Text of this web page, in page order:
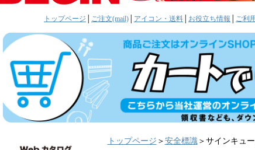
トップページ ご注文(mail) アイコン・送料 お役立ち情報 ご利
トップページ ＞ 安全標識＞サインキュ